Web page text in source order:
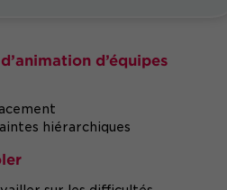
d’équipes
hiérarchiques